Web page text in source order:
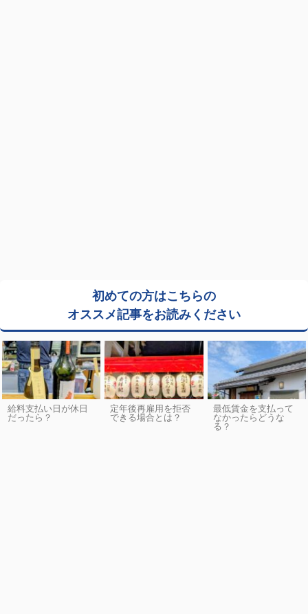
初めての方はこちらの
オススメ記事をお読みください
給料支払い日が休日
だったら？
定年後再雇用を拒否
できる場合とは？
最低賃金を支払って
なかったらどうな
る？